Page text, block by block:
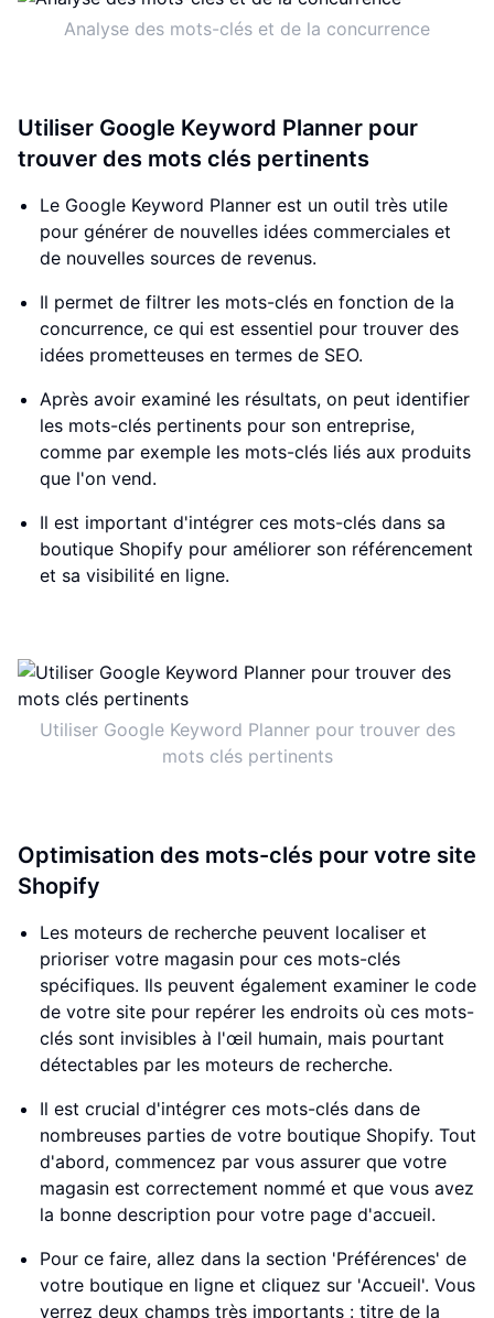
Analyse des mots-clés et de la concurrence
Utiliser Google Keyword Planner pour
trouver des mots clés pertinents
Le Google Keyword Planner est un outil très utile
pour générer de nouvelles idées commerciales et
de nouvelles sources de revenus.
Il permet de filtrer les mots-clés en fonction de la
concurrence, ce qui est essentiel pour trouver des
idées prometteuses en termes de SEO.
Après avoir examiné les résultats, on peut identifier
les mots-clés pertinents pour son entreprise,
comme par exemple les mots-clés liés aux produits
que l'on vend.
Il est important d'intégrer ces mots-clés dans sa
boutique Shopify pour améliorer son référencement
et sa visibilité en ligne.
Utiliser Google Keyword Planner pour trouver des
mots clés pertinents
Optimisation des mots-clés pour votre site
Shopify
Les moteurs de recherche peuvent localiser et
prioriser votre magasin pour ces mots-clés
spécifiques. Ils peuvent également examiner le code
de votre site pour repérer les endroits où ces mots-
clés sont invisibles à l'œil humain, mais pourtant
détectables par les moteurs de recherche.
Il est crucial d'intégrer ces mots-clés dans de
nombreuses parties de votre boutique Shopify. Tout
d'abord, commencez par vous assurer que votre
magasin est correctement nommé et que vous avez
la bonne description pour votre page d'accueil.
Pour ce faire, allez dans la section 'Préférences' de
votre boutique en ligne et cliquez sur 'Accueil'. Vous
verrez deux champs très importants : titre de la